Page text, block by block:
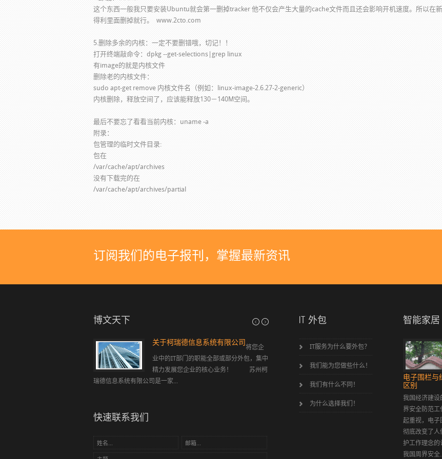
这个东西一般我只要安装Ubuntu就会第一删掉tracker 他不仅会产生大量的cache文件而且还会影响开机速度。所以在新
得利里面删掉就行。 www.2cto.com
5.删除多余的内核：一定不要删错哦，切记！！
打开终端敲命令：dpkg --get-selections|grep linux
有image的就是内核文件
删除老的内核文件：
sudo apt-get remove 内核文件名（例如：linux-image-2.6.27-2-generic）
内核删除，释放空间了，应该能释放130－140M空间。
最后不要忘了看看当前内核：uname -a
附录：
包管理的临时文件目录:
包在
/var/cache/apt/archives
没有下载完的在
/var/cache/apt/archives/partial
订阅我们的电子报刊，掌握最新资讯
博文天下
关于柯瑞德信息系统有限公司
将您企
业中的IT部门的职能全部或部分外包，集中
精力发展您企业的核心业务！ 苏州柯
瑞德信息系统有限公司是一家...
弱电工程简介
综合布线 智能家居 程控数字电话 闭路监控 防盗
快速联系我们
IT 外包
IT服务为什么要外包？
我们能为您做些什么！
我们有什么不同！
为什么选择我们！
智能家居
电子围栏与
区别
我国经济建设
界安全防范工
起重视，电子
彻底改变了人
护工作理念
我国周界安全